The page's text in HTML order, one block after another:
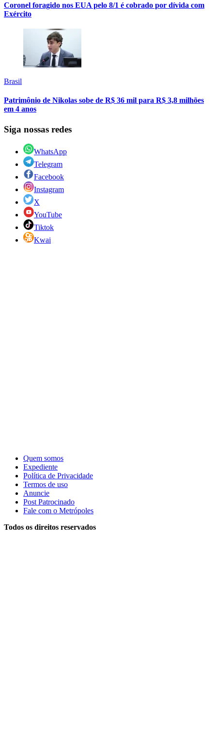
Coronel foragido nos EUA pelo 8/1 é cobrado por dívida com
Exército
Brasil
Patrimônio de Nikolas sobe de R$ 36 mil para R$ 3,8 milhões
em 4 anos
Siga nossas redes
WhatsApp
Telegram
Facebook
Instagram
X
YouTube
Tiktok
Kwai
Quem somos
Expediente
Política de Privacidade
Termos de uso
Anuncie
Post Patrocinado
Fale com o Metrópoles
Todos os direitos reservados